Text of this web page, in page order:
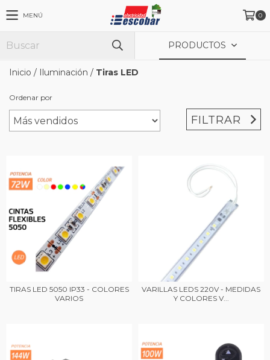
MENÚ 0
PRODUCTOS
Inicio / Iluminación / Tiras LED
Ordenar por
FILTRAR
TIRAS LED 5050 IP33 - COLORES
VARIOS
VARILLAS LEDS 220V - MEDIDAS
Y COLORES V...